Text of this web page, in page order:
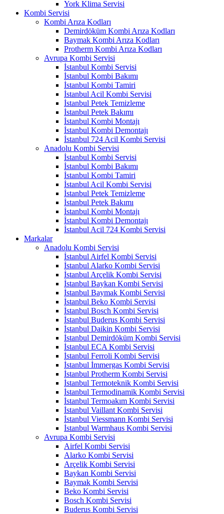
York Klima Servisi
Kombi Servisi
Kombi Arıza Kodları
Demirdöküm Kombi Arıza Kodları
Baymak Kombi Arıza Kodları
Protherm Kombi Arıza Kodları
Avrupa Kombi Servisi
İstanbul Kombi Servisi
İstanbul Kombi Bakımı
İstanbul Kombi Tamiri
İstanbul Acil Kombi Servisi
İstanbul Petek Temizleme
İstanbul Petek Bakımı
İstanbul Kombi Montajı
İstanbul Kombi Demontajı
İstanbul 724 Acil Kombi Servisi
Anadolu Kombi Servisi
İstanbul Kombi Servisi
İstanbul Kombi Bakımı
İstanbul Kombi Tamiri
İstanbul Acil Kombi Servisi
İstanbul Petek Temizleme
İstanbul Petek Bakımı
İstanbul Kombi Montajı
İstanbul Kombi Demontajı
İstanbul Acil 724 Kombi Servisi
Markalar
Anadolu Kombi Servisi
İstanbul Airfel Kombi Servisi
İstanbul Alarko Kombi Servisi
İstanbul Arçelik Kombi Servisi
İstanbul Baykan Kombi Servisi
İstanbul Baymak Kombi Servisi
İstanbul Beko Kombi Servisi
İstanbul Bosch Kombi Servisi
İstanbul Buderus Kombi Servisi
İstanbul Daikin Kombi Servisi
İstanbul Demirdöküm Kombi Servisi
İstanbul ECA Kombi Servisi
İstanbul Ferroli Kombi Servisi
İstanbul İmmergas Kombi Servisi
İstanbul Protherm Kombi Servisi
İstanbul Termoteknik Kombi Servisi
İstanbul Termodinamik Kombi Servisi
İstanbul Termoakım Kombi Servisi
İstanbul Vaillant Kombi Servisi
İstanbul Viessmann Kombi Servisi
İstanbul Warmhaus Kombi Servisi
Avrupa Kombi Servisi
Airfel Kombi Servisi
Alarko Kombi Servisi
Arçelik Kombi Servisi
Baykan Kombi Servisi
Baymak Kombi Servisi
Beko Kombi Servisi
Bosch Kombi Servisi
Buderus Kombi Servisi